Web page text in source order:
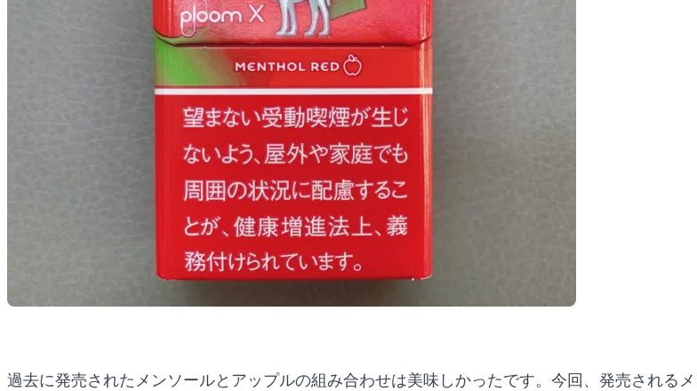
過去に発売されたメンソールとアップルの組み合わせは美味しかったです。今回、発売される